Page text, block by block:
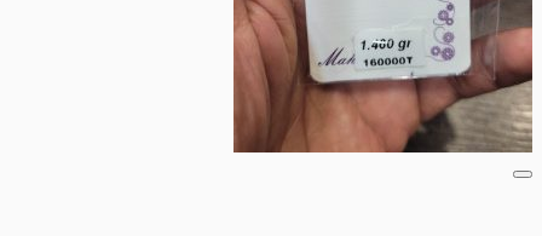
ممکن
است
در
صفحه
محصول
انتخاب
شوند